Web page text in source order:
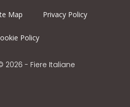
Map Privacy Policy
Policy
2026 - Fiere Italiane